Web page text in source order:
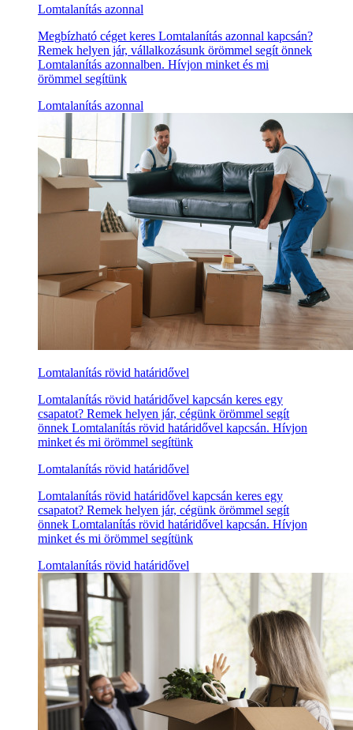
Lomtalanítás azonnal
Megbízható céget keres Lomtalanítás azonnal kapcsán?
Remek helyen jár, vállalkozásunk örömmel segít önnek
Lomtalanítás azonnalben. Hívjon minket és mi
örömmel segítünk
Lomtalanítás azonnal
Lomtalanítás rövid határidővel
Lomtalanítás rövid határidővel kapcsán keres egy
csapatot? Remek helyen jár, cégünk örömmel segít
önnek Lomtalanítás rövid határidővel kapcsán. Hívjon
minket és mi örömmel segítünk
Lomtalanítás rövid határidővel
Lomtalanítás rövid határidővel kapcsán keres egy
csapatot? Remek helyen jár, cégünk örömmel segít
önnek Lomtalanítás rövid határidővel kapcsán. Hívjon
minket és mi örömmel segítünk
Lomtalanítás rövid határidővel